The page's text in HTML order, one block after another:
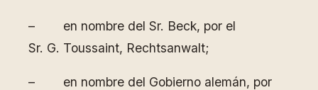
– en nombre del Sr. Beck, por el
Sr. G. Toussaint, Rechtsanwalt;
– en nombre del Gobierno alemán, por